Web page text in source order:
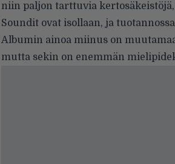
niin paljon tarttuvia
Soundit ovat isollaan, ja
Albumin ainoa miinus on
mutta sekin on enemmän